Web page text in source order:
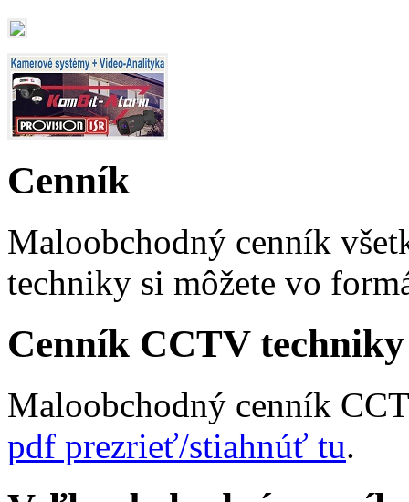
Cenník
Maloobchodný cenník
techniky si môžete vo
Cenník CCTV techniky
Maloobchodný cenník
pdf prezrieť/stiahnúť tu.